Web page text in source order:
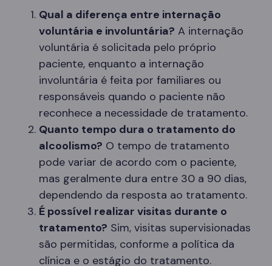
Qual a diferença entre internação
voluntária e involuntária? A internação
voluntária é solicitada pelo próprio
paciente, enquanto a internação
involuntária é feita por familiares ou
responsáveis quando o paciente não
reconhece a necessidade de tratamento.
Quanto tempo dura o tratamento do
alcoolismo? O tempo de tratamento
pode variar de acordo com o paciente,
mas geralmente dura entre 30 a 90 dias,
dependendo da resposta ao tratamento.
É possível realizar visitas durante o
tratamento? Sim, visitas supervisionadas
são permitidas, conforme a política da
clínica e o estágio do tratamento.